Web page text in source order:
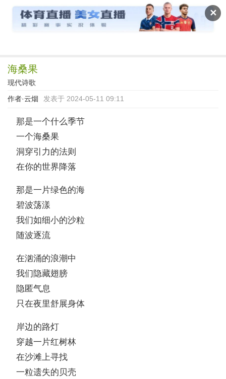
✕
读文斋
海桑果
现代诗歌
作者·云烟 发表于 2024-05-11 09:11
那是一个什么季节
一个海桑果
洞穿引力的法则
在你的世界降落
那是一片绿色的海
碧波荡漾
我们如细小的沙粒
随波逐流
在汹涌的浪潮中
我们隐藏翅膀
隐匿气息
只在夜里舒展身体
岸边的路灯
穿越一片红树林
在沙滩上寻找
一粒遗失的贝壳